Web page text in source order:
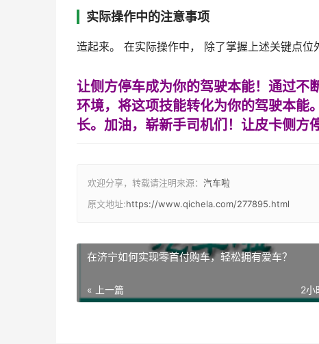
实际操作中的注意事项
造起来。 在实际操作中， 除了掌握上述关键点位
让侧方停车成为你的驾驶本能！通过不
环境，将这项技能转化为你的驾驶本能
长。加油，崭新手司机们！让皮卡侧方
欢迎分享，转载请注明来源： 汽车啦
原文地址:https://www.qichela.com/277895.html
在济宁如何实现零首付购车，轻松拥有爱车？
« 上一篇 2小